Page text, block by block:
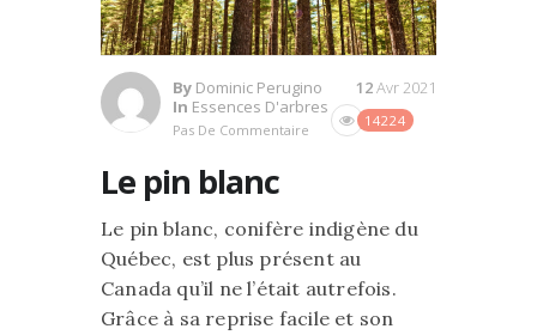
By Dominic Perugino
In Essences D'arbres
Pas De Commentaire
14224
12Avr 2021
Le pin blanc
Le pin blanc, conifère indigène du
Québec, est plus présent au
Canada qu’il ne l’était autrefois.
Grâce à sa reprise facile et son